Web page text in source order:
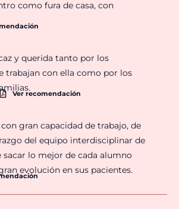
como fura de casa, con
y querida tanto por los
trabajan con ella como por los
Ver recomendación
gran capacidad de trabajo, de
del equipo interdisciplinar de
sacar lo mejor de cada alumno
evolución en sus pacientes.